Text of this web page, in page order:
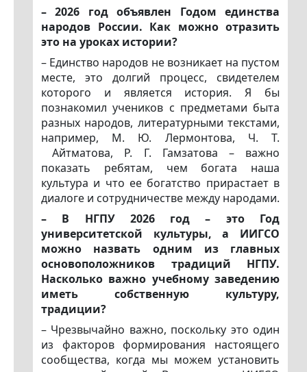
– 2026 год объявлен Годом единства
народов России. Как можно отразить
это на уроках истории?
– Единство народов не возникает на пустом
месте, это долгий процесс, свидетелем
которого и является история. Я бы
познакомил учеников с предметами быта
разных народов, литературными текстами,
например, М. Ю. Лермонтова, Ч. Т.
Айтматова, Р. Г. Гамзатова – важно
показать ребятам, чем богата наша
культура и что ее богатство прирастает в
диалоге и сотрудничестве между народами.
– В НГПУ 2026 год – это Год
университетской культуры, а ИИГСО
можно назвать одним из главных
основоположников традиций НГПУ.
Насколько важно учебному заведению
иметь собственную культуру,
традиции?
– Чрезвычайно важно, поскольку это один
из факторов формирования настоящего
сообщества, когда мы можем установить